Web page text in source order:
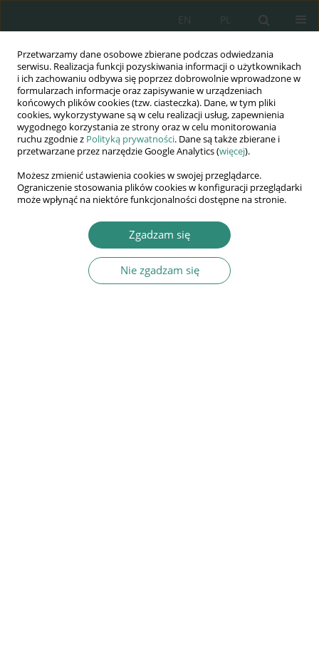
Przetwarzamy dane osobowe zbierane podczas odwiedzania
serwisu. Realizacja funkcji pozyskiwania informacji o użytkownikach
i ich zachowaniu odbywa się poprzez dobrowolnie wprowadzone w
formularzach informacje oraz zapisywanie w urządzeniach
końcowych plików cookies (tzw. ciasteczka). Dane, w tym pliki
cookies, wykorzystywane są w celu realizacji usług, zapewnienia
wygodnego korzystania ze strony oraz w celu monitorowania
ruchu zgodnie z Polityką prywatności. Dane są także zbierane i
przetwarzane przez narzędzie Google Analytics (więcej).
Możesz zmienić ustawienia cookies w swojej przeglądarce.
Ograniczenie stosowania plików cookies w konfiguracji przeglądarki
może wpłynąć na niektóre funkcjonalności dostępne na stronie.
Zgadzam się
Nie zgadzam się
PL
EN
Wydawnictwo
AWSGE
Akademia Nauk Stosowanych
WSGE
im. Alcide De Gasperi
Jan Jelinek
Skuteczność edukacyjna multimedialnych